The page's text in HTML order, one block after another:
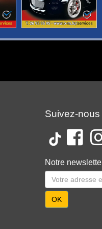
Suivez-nous
Notre
OK